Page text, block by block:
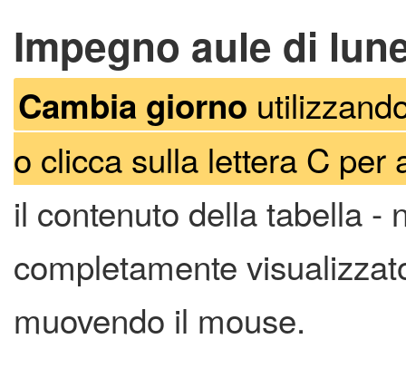
Impegno aule di
Cambia giorno
o clicca sulla lettera C per
il contenuto della tabella -
completamente
muovendo il mouse.